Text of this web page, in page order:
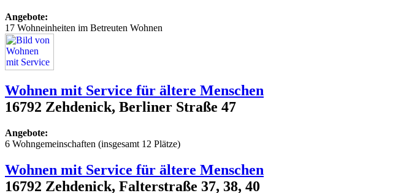
Angebote:
17 Wohneinheiten im Betreuten Wohnen
Wohnen mit Service für ältere Menschen
16792 Zehdenick, Berliner Straße 47
Angebote:
6 Wohngemeinschaften (insgesamt 12 Plätze)
Wohnen mit Service für ältere Menschen
16792 Zehdenick, Falterstraße 37, 38, 40